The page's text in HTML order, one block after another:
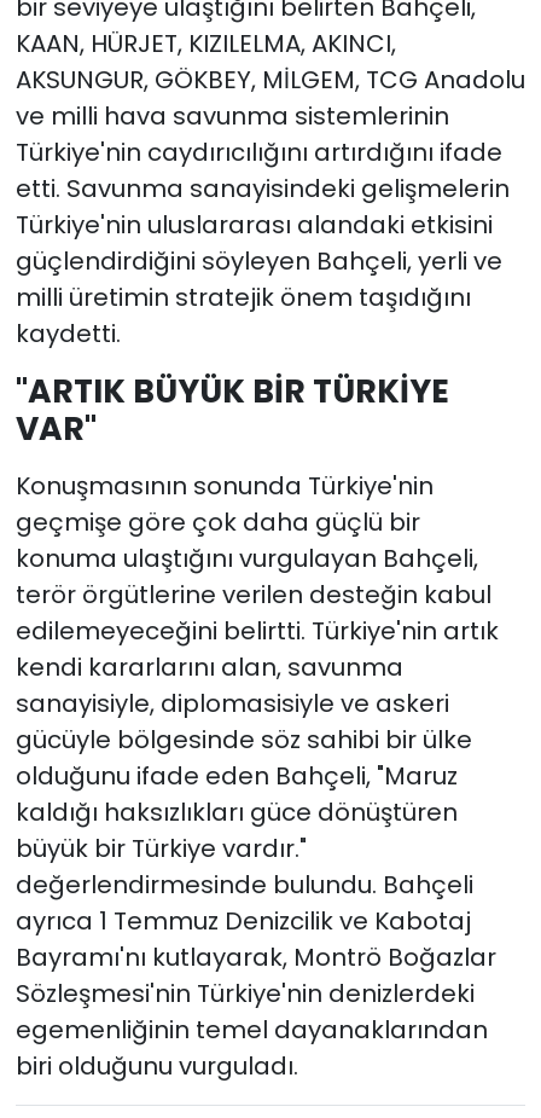
bir seviyeye ulaştığını belirten Bahçeli,
KAAN, HÜRJET, KIZILELMA, AKINCI,
AKSUNGUR, GÖKBEY, MİLGEM, TCG Anadolu
ve milli hava savunma sistemlerinin
Türkiye'nin caydırıcılığını artırdığını ifade
etti. Savunma sanayisindeki gelişmelerin
Türkiye'nin uluslararası alandaki etkisini
güçlendirdiğini söyleyen Bahçeli, yerli ve
milli üretimin stratejik önem taşıdığını
kaydetti.
"ARTIK BÜYÜK BİR TÜRKİYE
VAR"
Konuşmasının sonunda Türkiye'nin
geçmişe göre çok daha güçlü bir
konuma ulaştığını vurgulayan Bahçeli,
terör örgütlerine verilen desteğin kabul
edilemeyeceğini belirtti. Türkiye'nin artık
kendi kararlarını alan, savunma
sanayisiyle, diplomasisiyle ve askeri
gücüyle bölgesinde söz sahibi bir ülke
olduğunu ifade eden Bahçeli, "Maruz
kaldığı haksızlıkları güce dönüştüren
büyük bir Türkiye vardır."
değerlendirmesinde bulundu. Bahçeli
ayrıca 1 Temmuz Denizcilik ve Kabotaj
Bayramı'nı kutlayarak, Montrö Boğazlar
Sözleşmesi'nin Türkiye'nin denizlerdeki
egemenliğinin temel dayanaklarından
biri olduğunu vurguladı.